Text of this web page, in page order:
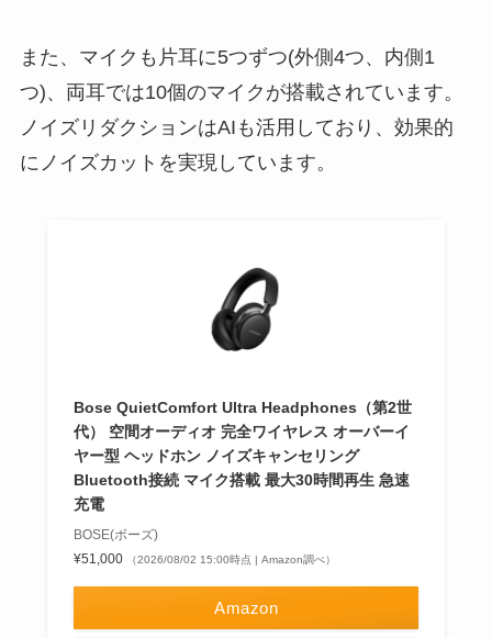
また、マイクも片耳に5つずつ(外側4つ、内側1
つ)、両耳では10個のマイクが搭載されています。
ノイズリダクションはAIも活用しており、効果的
にノイズカットを実現しています。
Bose QuietComfort Ultra Headphones（第2世
代） 空間オーディオ 完全ワイヤレス オーバーイ
ヤー型 ヘッドホン ノイズキャンセリング
Bluetooth接続 マイク搭載 最大30時間再生 急速
充電
BOSE(ボーズ)
¥51,000
（2026/08/02 15:00時点 | Amazon調べ）
Amazon